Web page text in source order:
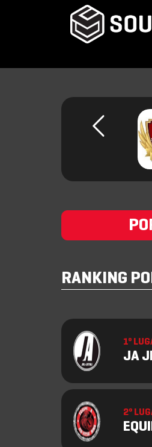
RANKING
1º
JA
2º